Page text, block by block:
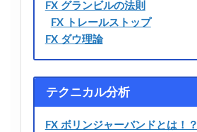
FX グランビルの法則
FX トレールストップ
FX ダウ理論
テクニカル分析
FX ボリンジャーバンドとは！？